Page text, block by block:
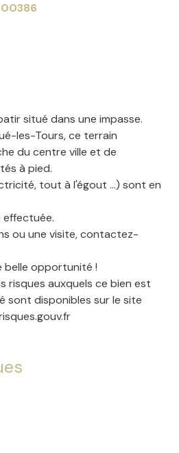
situé dans une impasse.
les-Tours, ce terrain
du centre ville et de
à pied.
tout à l'égout ...) sont en
effectuée.
ou une visite, contactez-
belle opportunité !
risques auxquels ce bien est
sont disponibles sur le site